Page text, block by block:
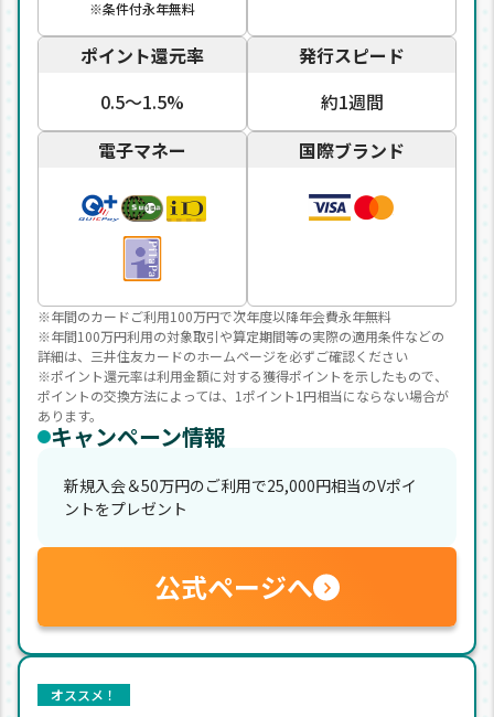
※条件付永年無料
ポイント還元率
0.5〜1.5%
発行スピード
約1週間
電子マネー
国際ブランド
※年間のカードご利用100万円で次年度以降年会費永年無料
※年間100万円利用の対象取引や算定期間等の実際の適用条件などの
詳細は、三井住友カードのホームページを必ずご確認ください
※ポイント還元率は利用金額に対する獲得ポイントを示したもので、
ポイントの交換方法によっては、1ポイント1円相当にならない場合が
あります。
キャンペーン情報
新規入会＆50万円のご利用で25,000円相当のVポイ
ントをプレゼント
公式ページへ
オススメ！